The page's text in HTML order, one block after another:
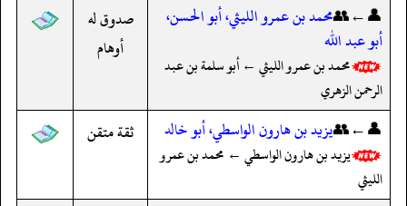
👤←👥محمد بن عمرو الليثي، أبو الحسن،
أبو عبد الله
محمد بن عمرو الليثي ← أبو سلمة بن عبد
الرحمن الزهري
صدوق له
أوهام
👤←👥يزيد بن هارون الواسطي، أبو خالد
يزيد بن هارون الواسطي ← محمد بن عمرو
الليثي
ثقة متقن